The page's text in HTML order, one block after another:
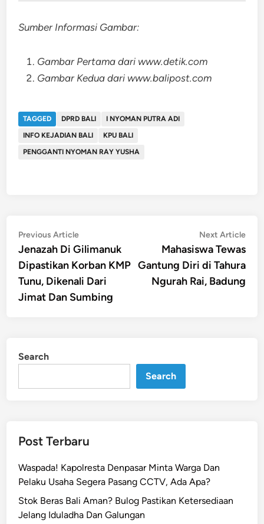
Sumber Informasi Gambar:
Gambar Pertama dari www.detik.com
Gambar Kedua dari www.balipost.com
TAGGED DPRD BALI
I NYOMAN PUTRA ADI
INFO KEJADIAN BALI
KPU BALI
PENGGANTI NYOMAN RAY YUSHA
Post
navigation
Previous ArticlePrevious
article:
Jenazah Di Gilimanuk
Dipastikan Korban KMP
Tunu, Dikenali Dari
Jimat Dan Sumbing
Next Article
Mahasiswa Tewas
Gantung Diri di Tahura
Ngurah Rai, Badung
Search
Search
Post Terbaru
Waspada! Kapolresta Denpasar Minta Warga Dan
Pelaku Usaha Segera Pasang CCTV, Ada Apa?
Stok Beras Bali Aman? Bulog Pastikan Ketersediaan
Jelang Iduladha Dan Galungan